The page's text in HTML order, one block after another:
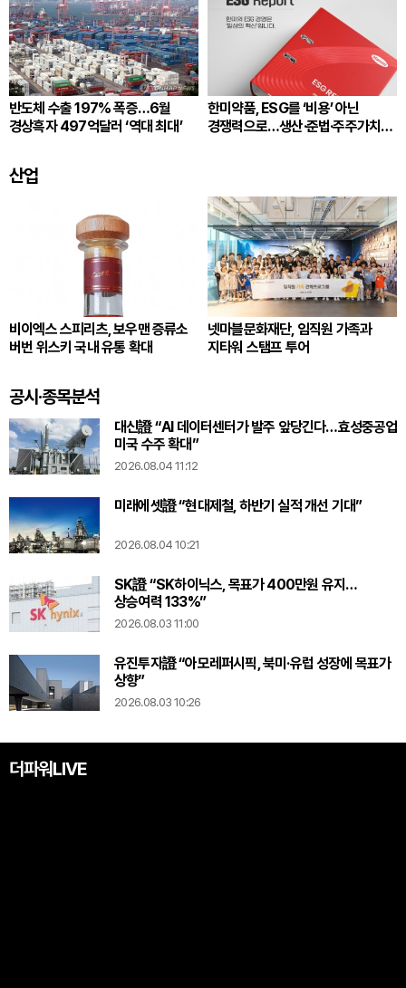
반도체 수출 197% 폭증…6월
경상흑자 497억달러 ‘역대 최대’
한미약품, ESG를 ‘비용’ 아닌
경쟁력으로…생산·준법·주주가치
산업
비이엑스 스피리츠, 보우맨 증류소
버번 위스키 국내 유통 확대
넷마블문화재단, 임직원 가족과
지타워 스탬프 투어
공시·종목분석
대신證 “AI 데이터센터가 발주 앞당긴다…효성중공업
미국 수주 확대”
2026.08.04 11:12
미래에셋證 “현대제철, 하반기 실적 개선 기대”
2026.08.04 10:21
SK證 “SK하이닉스, 목표가 400만원 유지…
상승여력 133%”
2026.08.03 11:00
유진투자證 “아모레퍼시픽, 북미·유럽 성장에 목표가
상향”
2026.08.03 10:26
더파워LIVE